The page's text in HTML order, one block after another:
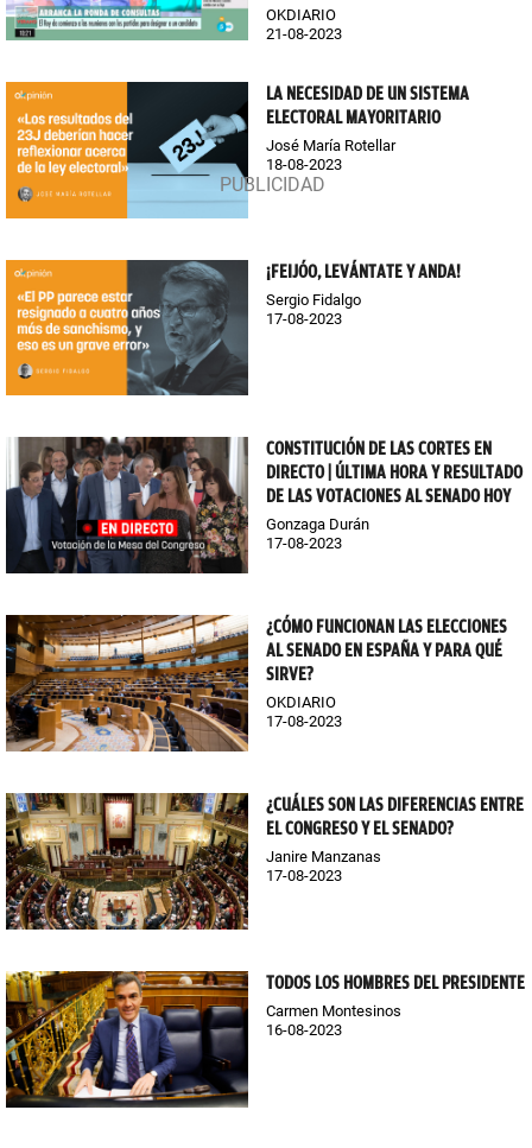
OKDIARIO
21-08-2023
LA NECESIDAD DE UN SISTEMA
ELECTORAL MAYORITARIO
José María Rotellar
18-08-2023
¡FEIJÓO, LEVÁNTATE Y ANDA!
Sergio Fidalgo
17-08-2023
CONSTITUCIÓN DE LAS CORTES EN
DIRECTO | ÚLTIMA HORA Y RESULTADO
DE LAS VOTACIONES AL SENADO HOY
Gonzaga Durán
17-08-2023
¿CÓMO FUNCIONAN LAS ELECCIONES
AL SENADO EN ESPAÑA Y PARA QUÉ
SIRVE?
OKDIARIO
17-08-2023
¿CUÁLES SON LAS DIFERENCIAS ENTRE
EL CONGRESO Y EL SENADO?
Janire Manzanas
17-08-2023
TODOS LOS HOMBRES DEL PRESIDENTE
Carmen Montesinos
16-08-2023